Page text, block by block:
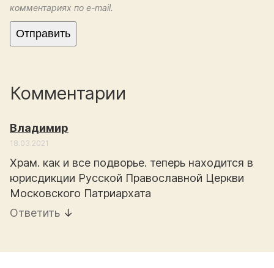
комментариях по e-mail.
Комментарии
Владимир
18.03.2021
Храм. как и все подворье. теперь находится в
юрисдикции Русской Православной Церкви
Московского Патриархата
Ответить ↓